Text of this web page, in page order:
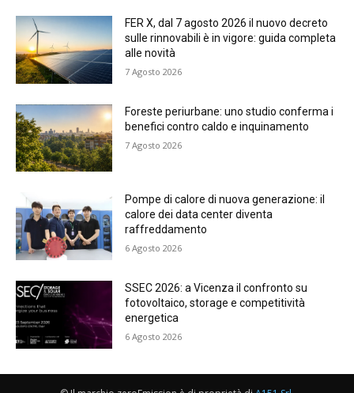
FER X, dal 7 agosto 2026 il nuovo decreto
sulle rinnovabili è in vigore: guida completa
alle novità
7 Agosto 2026
Foreste periurbane: uno studio conferma i
benefici contro caldo e inquinamento
7 Agosto 2026
Pompe di calore di nuova generazione: il
calore dei data center diventa
raffreddamento
6 Agosto 2026
SSEC 2026: a Vicenza il confronto su
fotovoltaico, storage e competitività
energetica
6 Agosto 2026